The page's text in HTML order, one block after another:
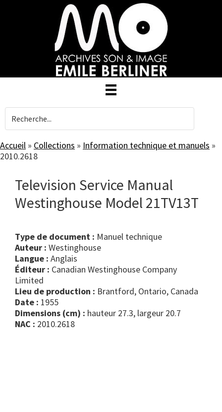
Accueil » Collections » Information technique et manuels »
2010.2618
Television Service Manual
Westinghouse Model 21TV13T
Type de document :
manuel technique
Auteur : Westinghouse
Langue : Anglais
Éditeur : Canadian Westinghouse Company
Limited
Lieu de production : Brantford, Ontario, Canada
Date : 1955
Dimensions (cm) : hauteur 27.3, largeur 20.7
NAC : 2010.2618